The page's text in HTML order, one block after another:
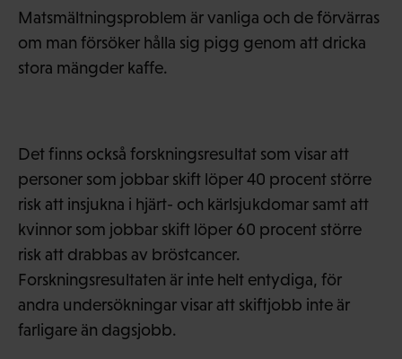
Matsmältningsproblem är vanliga och de förvärras
om man försöker hålla sig pigg genom att dricka
stora mängder kaffe.
Det finns också forskningsresultat som visar att
personer som jobbar skift löper 40 procent större
risk att insjukna i hjärt- och kärlsjukdomar samt att
kvinnor som jobbar skift löper 60 procent större
risk att drabbas av bröstcancer.
Forskningsresultaten är inte helt entydiga, för
andra undersökningar visar att skiftjobb inte är
farligare än dagsjobb.